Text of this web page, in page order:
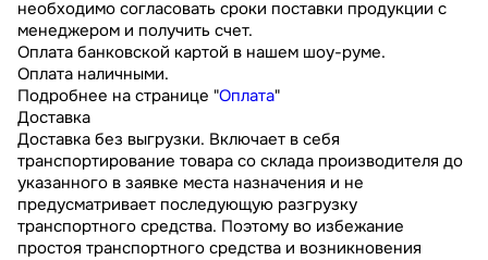
необходимо согласовать сроки поставки продукции с
менеджером и получить счет.
Оплата банковской картой в нашем шоу-руме.
Оплата наличными.
Подробнее на странице "Оплата"
Доставка
Доставка без выгрузки. Включает в себя
транспортирование товара со склада производителя до
указанного в заявке места назначения и не
предусматривает последующую разгрузку
транспортного средства. Поэтому во избежание
простоя транспортного средства и возникновения